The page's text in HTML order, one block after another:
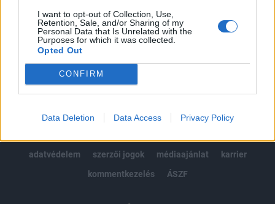
I want to opt-out of Collection, Use,
Retention, Sale, and/or Sharing of my
Personal Data that Is Unrelated with the
Purposes for which it was collected.
Opted Out
CONFIRM
Data Deletion Data Access Privacy Policy
MÁR ELŐFIZETŐNK VAGY?BEJELENTKEZÉS
© 2026 Portfolio
adatvédelem
szerzői jogok médiaajánlat
karrier
kommentkezelés
ÁSZF